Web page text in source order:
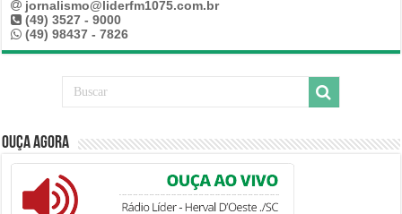
jornalismo@liderfm1075.com.br
(49) 3527 - 9000
(49) 98437 - 7826
Ouça Agora